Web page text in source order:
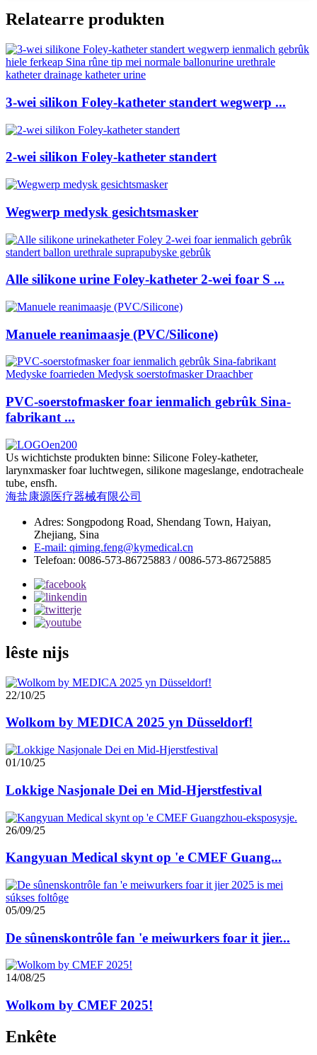
Relatearre produkten
3-wei silikon Foley-katheter standert wegwerp ...
2-wei silikon Foley-katheter standert
Wegwerp medysk gesichtsmasker
Alle silikone urine Foley-katheter 2-wei foar S ...
Manuele reanimaasje (PVC/Silicone)
PVC-soerstofmasker foar ienmalich gebrûk Sina-
fabrikant ...
Us wichtichste produkten binne: Silicone Foley-katheter,
larynxmasker foar luchtwegen, silikone mageslange, endotracheale
tube, ensfh.
海盐康源医疗器械有限公司
Adres: Songpodong Road, Shendang Town, Haiyan,
Zhejiang, Sina
E-mail: qiming.feng@kymedical.cn
Telefoan: 0086-573-86725883 / 0086-573-86725885
lêste nijs
22/10/25
Wolkom by MEDICA 2025 yn Düsseldorf!
01/10/25
Lokkige Nasjonale Dei en Mid-Hjerstfestival
26/09/25
Kangyuan Medical skynt op 'e CMEF Guang...
05/09/25
De sûnenskontrôle fan 'e meiwurkers foar it jier...
14/08/25
Wolkom by CMEF 2025!
Enkête